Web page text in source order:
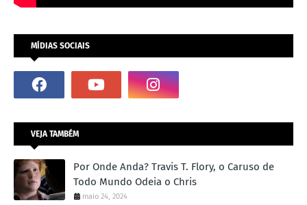
MÍDIAS SOCIAIS
VEJA TAMBÉM
Por Onde Anda? Travis T. Flory, o Caruso de
Todo Mundo Odeia o Chris
maio 24, 2024